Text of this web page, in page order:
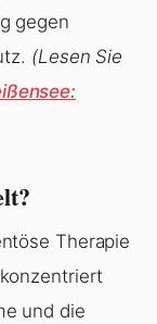
gegen
(Lesen Sie
Therapie
und die